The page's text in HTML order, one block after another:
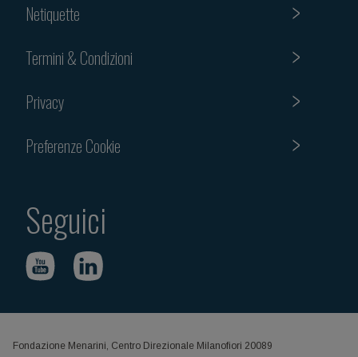
Netiquette
Termini & Condizioni
Privacy
Preferenze Cookie
Seguici
Fondazione Menarini, Centro Direzionale Milanofiori 20089